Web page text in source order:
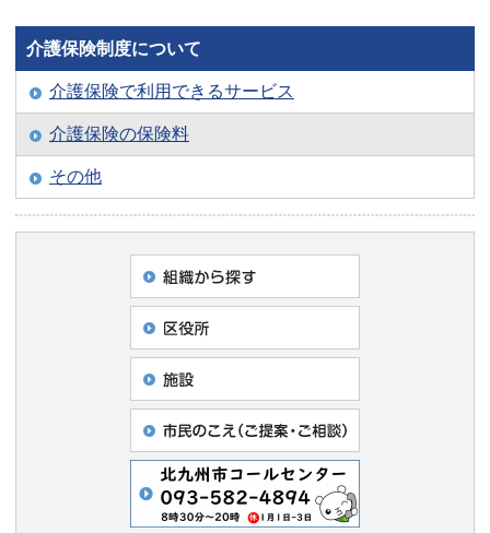
介護保険制度について
介護保険で利用できるサービス
介護保険の保険料
その他